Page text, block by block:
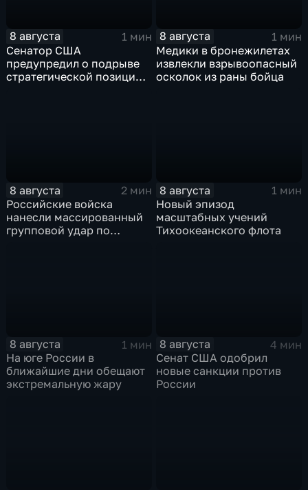
8 августа
1 мин
Сенатор США
предупредил о подрыве
стратегической позиции
8 августа
1 мин
Медики в бронежилетах
извлекли взрывоопасный
осколок из раны бойца
8 августа
2 мин
Российские войска
нанесли массированный
групповой удар по
8 августа
1 мин
Новый эпизод
масштабных учений
Тихоокеанского флота
8 августа
1 мин
На юге России в
ближайшие дни обещают
экстремальную жару
8 августа
4 мин
Сенат США одобрил
новые санкции против
России